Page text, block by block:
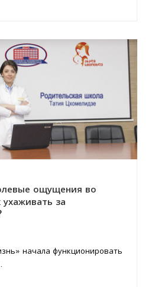
ощущения во
за
начала функционировать